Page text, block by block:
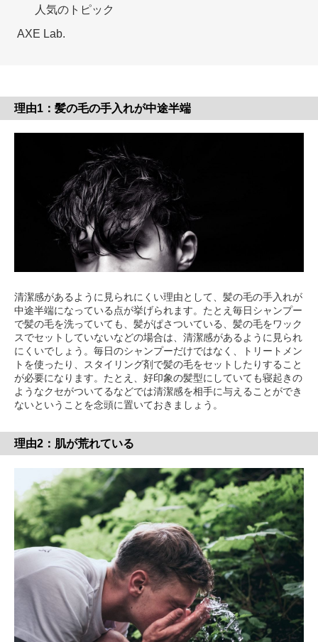
人気のトピック
AXE Lab.
理由1：髪の毛の手入れが中途半端
清潔感があるように見られにくい理由として、髪の毛の手入れが
中途半端になっている点が挙げられます。たとえ毎日シャンプー
で髪の毛を洗っていても、髪がぱさついている、髪の毛をワック
スでセットしていないなどの場合は、清潔感があるように見られ
にくいでしょう。毎日のシャンプーだけではなく、トリートメン
トを使ったり、スタイリング剤で髪の毛をセットしたりすること
が必要になります。たとえ、好印象の髪型にしていても寝起きの
ようなクセがついてるなどでは清潔感を相手に与えることができ
ないということを念頭に置いておきましょう。
理由2：肌が荒れている